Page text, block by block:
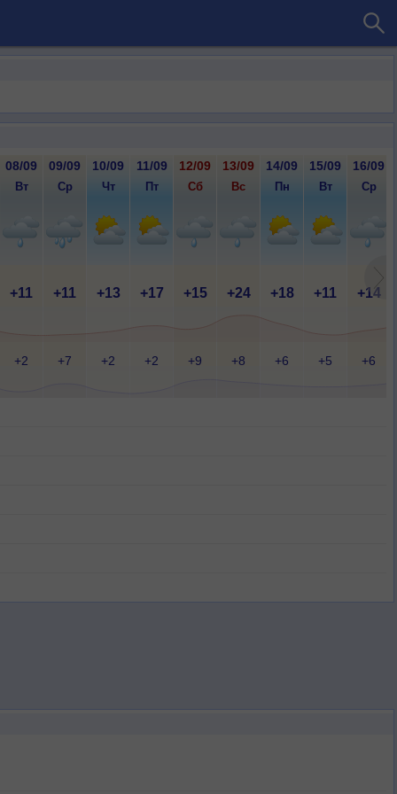
08/09 09/09 10/09 11/09 12/09 13/09 14/09 15/09 16/09
Вт Ср Чт Пт Сб Вс Пн Вт Ср
+11 +11 +13 +17 +15 +24 +18 +11 +14
+2 +7 +2 +2 +9 +8 +6 +5 +6